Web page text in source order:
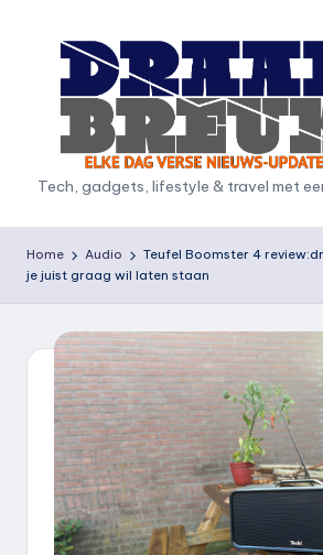
D
r
a
a
b
Tech, gadgets, lifestyle & travel met
Home Audio
Teufel Boomster 4
je juist graag wil laten staan